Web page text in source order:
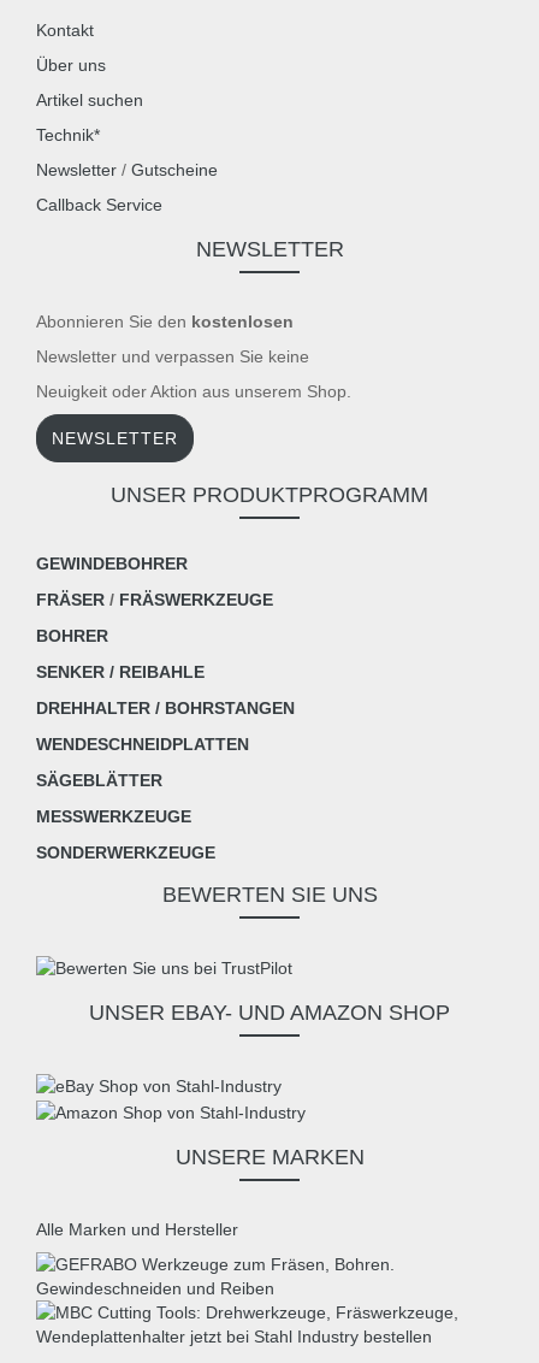
Kontakt
Über uns
Artikel suchen
Technik*
Newsletter / Gutscheine
Callback Service
NEWSLETTER
Abonnieren Sie den kostenlosen
Newsletter und verpassen Sie keine
Neuigkeit oder Aktion aus unserem Shop.
NEWSLETTER
UNSER PRODUKTPROGRAMM
GEWINDEBOHRER
FRÄSER / FRÄSWERKZEUGE
BOHRER
SENKER / REIBAHLE
DREHHALTER / BOHRSTANGEN
WENDESCHNEIDPLATTEN
SÄGEBLÄTTER
MESSWERKZEUGE
SONDERWERKZEUGE
BEWERTEN SIE UNS
UNSER EBAY- UND AMAZON SHOP
UNSERE MARKEN
Alle Marken und Hersteller